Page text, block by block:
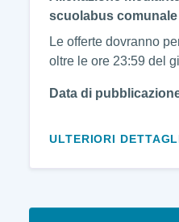
scuolabus comunale
Le offerte dovranno
oltre le ore 23:59 del
Data di
ULTERIORI